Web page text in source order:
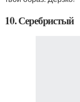
10. Серебристый